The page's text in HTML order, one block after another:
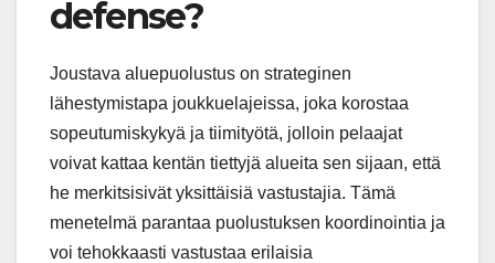
defense?
Joustava aluepuolustus on strateginen
lähestymistapa joukkuelajeissa, joka korostaa
sopeutumiskykyä ja tiimityötä, jolloin pelaajat
voivat kattaa kentän tiettyjä alueita sen sijaan, että
he merkitsisivät yksittäisiä vastustajia. Tämä
menetelmä parantaa puolustuksen koordinointia ja
voi tehokkaasti vastustaa erilaisia